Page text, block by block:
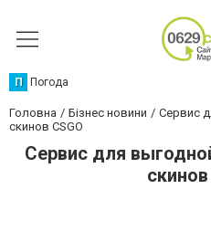
П Погода
Головна Бізнес новини
Сервис
скинов CSGO
Сервис для
скинов